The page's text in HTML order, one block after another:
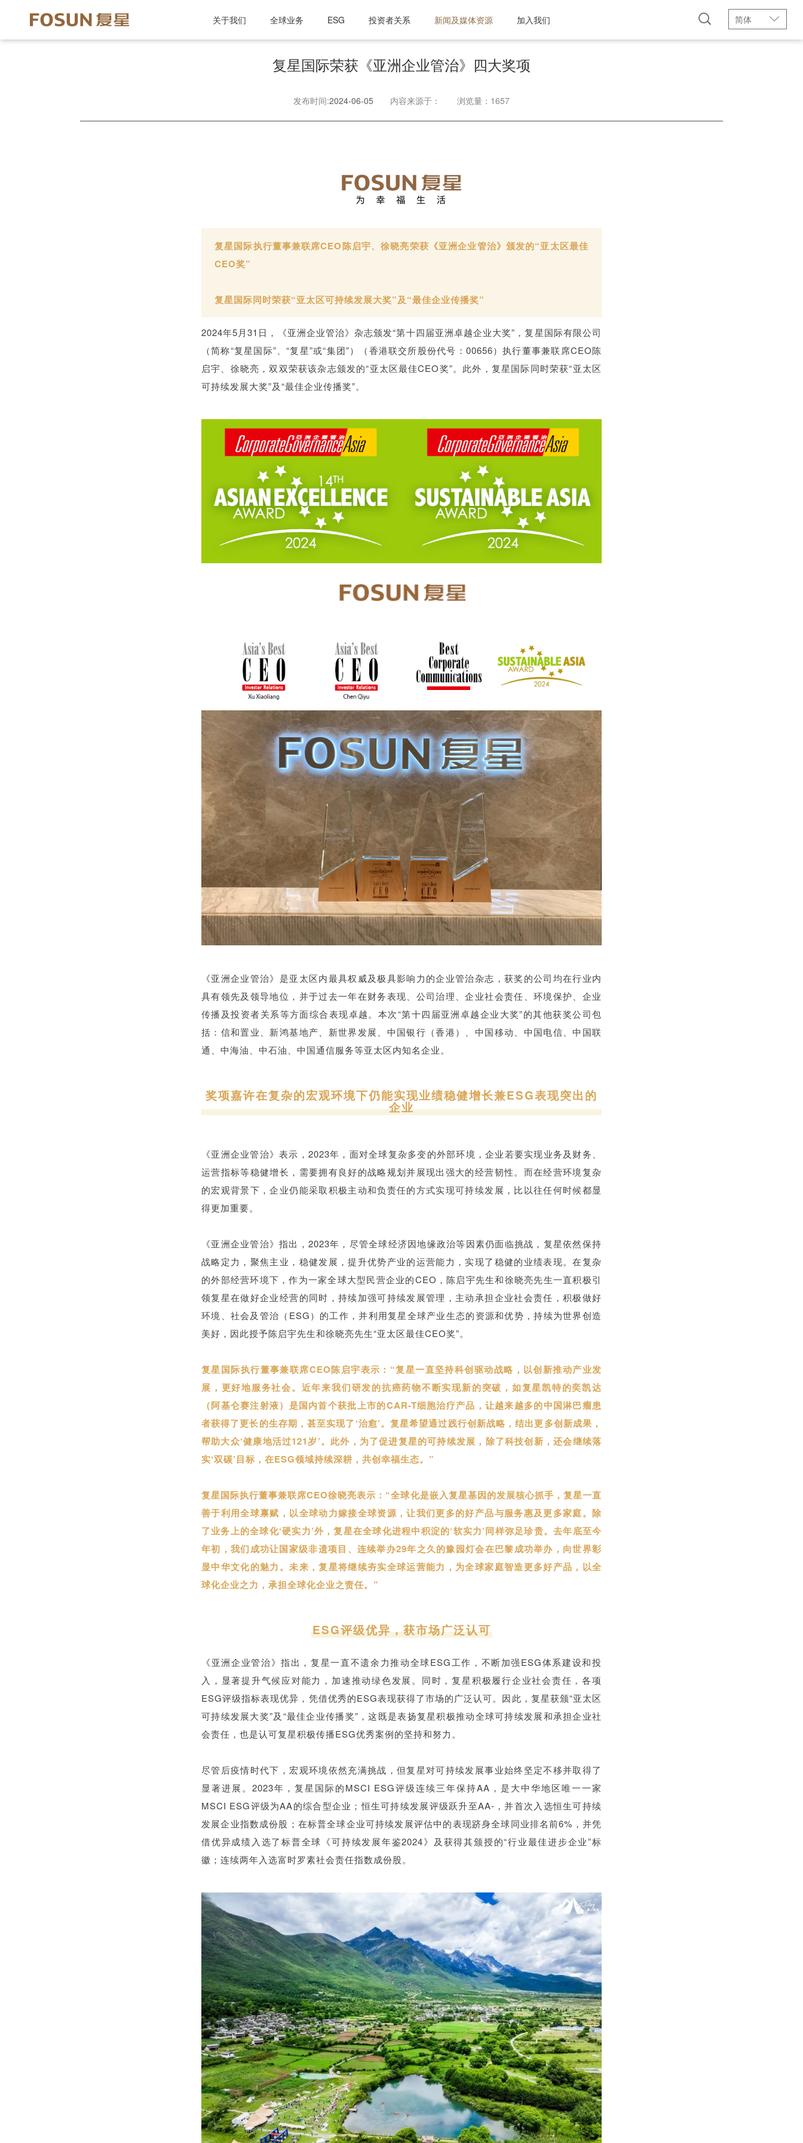
简体
关于我们 全球业务 ESG 投资者关系 新闻及媒体资源 加入我们
复星国际荣获《亚洲企业管治》四大奖项
发布时间:2024-06-05 内容来源于： 浏览量：1657
复星国际执行董事兼联席CEO陈启宇、徐晓亮荣获 《亚洲企业管治》颁发的“亚太区最佳
CEO奖”
复星国际同时荣获“亚太区可持续发展大奖”及“最佳企业传播奖”
2024年5月31日，《亚洲企业管治》杂志颁发“第十四届亚洲卓越企业大奖”，复星国际有限公司
（简称“复星国际”、“复星”或“集团”）（香港联交所股份代号：00656）执行董事兼联席CEO陈
启宇、徐晓亮，双双荣获该杂志颁发的“亚太区最佳CEO奖”。此外，复星国际同时荣获“亚太区
可持续发展大奖”及“最佳企业传播奖”。
《亚洲企业管治》是亚太区内最具权威及极具影响力的企业管治杂志，获奖的公司均在行业内
具有领先及领导地位，并于过去一年在财务表现、公司治理、企业社会责任、环境保护、企业
传播及投资者关系等方面综合表现卓越。本次“第十四届亚洲卓越企业大奖”的其他获奖公司包
括：信和置业、新鸿基地产、新世界发展、中国银行（香港）、中国移动、中国电信、中国联
通、中海油、中石油、中国通信服务等亚太区内知名企业。
奖项嘉许在复杂的宏观环境下仍能实现业绩稳健增长兼ESG表现突出的
企业
《亚洲企业管治》表示，2023年，面对全球复杂多变的外部环境，企业若要实现业务及财务、
运营指标等稳健增长，需要拥有良好的战略规划并展现出强大的经营韧性。而在经营环境复杂
的宏观背景下，企业仍能采取积极主动和负责任的方式实现可持续发展，比以往任何时候都显
得更加重要。
《亚洲企业管治》指出，2023年，尽管全球经济因地缘政治等因素仍面临挑战，复星依然保持
战略定力，聚焦主业，稳健发展，提升优势产业的运营能力，实现了稳健的业绩表现。在复杂
的外部经营环境下，作为一家全球大型民营企业的CEO，陈启宇先生和徐晓亮先生一直积极引
领复星在做好企业经营的同时，持续加强可持续发展管理，主动承担企业社会责任，积极做好
环境、社会及管治（ESG）的工作，并利用复星全球产业生态的资源和优势，持续为世界创造
美好，因此授予陈启宇先生和徐晓亮先生“亚太区最佳CEO奖”。
复星国际执行董事兼联席CEO陈启宇表示：“复星一直坚持科创驱动战略，以创新推动产业发
展，更好地服务社会。近年来我们研发的抗癌药物不断实现新的突破，如复星凯特的奕凯达
（阿基仑赛注射液）是国内首个获批上市的CAR-T细胞治疗产品，让越来越多的中国淋巴瘤患
者获得了更长的生存期，甚至实现了‘治愈’。复星希望通过践行创新战略，结出更多创新成果，
帮助大众‘健康地活过121岁’。此外，为了促进复星的可持续发展，除了科技创新，还会继续落
实‘双碳’目标，在ESG领域持续深耕，共创幸福生态。”
复星国际执行董事兼联席CEO徐晓亮表示：“全球化是嵌入复星基因的发展核心抓手，复星一直
善于利用全球禀赋，以全球动力嫁接全球资源，让我们更多的好产品与服务惠及更多家庭。除
了业务上的全球化‘硬实力’外，复星在全球化进程中积淀的‘软实力’同样弥足珍贵。去年底至今
年初，我们成功让国家级非遗项目、连续举办29年之久的豫园灯会在巴黎成功举办，向世界彰
显中华文化的魅力。未来，复星将继续夯实全球运营能力，为全球家庭智造更多好产品，以全
球化企业之力，承担全球化企业之责任。”
ESG评级优异，获市场广泛认可
《亚洲企业管治》指出，复星一直不遗余力推动全球ESG工作，不断加强ESG体系建设和投
入，显著提升气候应对能力，加速推动绿色发展。同时，复星积极履行企业社会责任，各项
ESG评级指标表现优异，凭借优秀的ESG表现获得了市场的广泛认可。因此，复星获颁“亚太区
可持续发展大奖”及“最佳企业传播奖”，这既是表扬复星积极推动全球可持续发展和承担企业社
会责任，也是认可复星积极传播ESG优秀案例的坚持和努力。
尽管后疫情时代下，宏观环境依然充满挑战，但复星对可持续发展事业始终坚定不移并取得了
显著进展。2023年，复星国际的MSCI ESG评级连续三年保持AA，是大中华地区唯一一家
MSCI ESG评级为AA的综合型企业；恒生可持续发展评级跃升至AA-，并首次入选恒生可持续
发展企业指数成份股；在标普全球企业可持续发展评估中的表现跻身全球同业排名前6%，并凭
借优异成绩入选了标普全球《可持续发展年鉴2024》及获得其颁授的“行业最佳进步企业”标
徽；连续两年入选富时罗素社会责任指数成份股。